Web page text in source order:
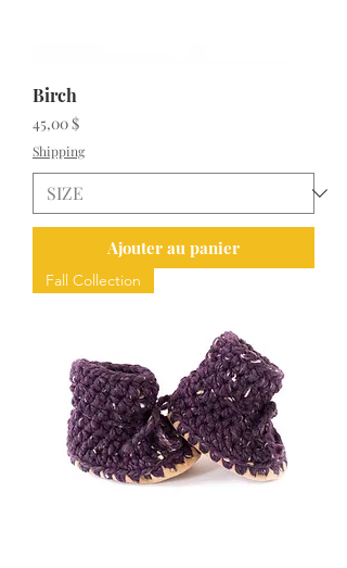
Birch
Prix
45,00 $
Shipping
Ajouter au panier
Fall Collection